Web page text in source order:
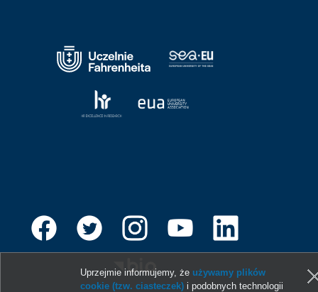
Uprzejmie informujemy, że używamy plików
cookie (tzw. ciasteczek) i podobnych technologii